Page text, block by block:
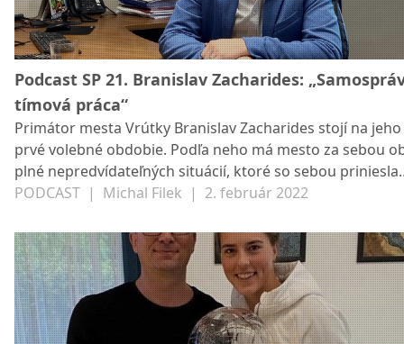
Podcast SP 21. Branislav Zacharides:
tímová práca“
Primátor mesta Vrútky Branislav Zacharides stojí na jeho
prvé volebné obdobie. Podľa neho má mesto za sebou
plné nepredvídateľných situácií, ktoré so sebou priniesla
pandémia.
PODCAST | Michal Filek | 2. február 2022